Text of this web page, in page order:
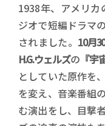
1938年、アメリカ
ジオで短編ドラマ
されました。 10月
H.G.ウェルズの 『宇
としていた原作を
を変え、音楽番組
む演出をし、目撃